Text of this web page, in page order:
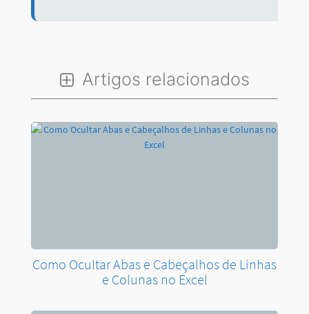
Artigos relacionados
Como Ocultar Abas e Cabeçalhos de Linhas
e Colunas no Excel